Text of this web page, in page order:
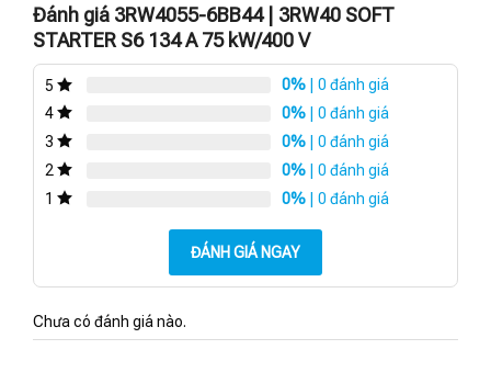
Đánh giá 3RW4055-6BB44 | 3RW40 SOFT
STARTER S6 134 A 75 kW/400 V
5 0% | 0 đánh giá
4
0% | 0 đánh giá
3
0% | 0 đánh giá
2
0% | 0 đánh giá
1
0% | 0 đánh giá
ĐÁNH GIÁ NGAY
Chưa có đánh giá nào.